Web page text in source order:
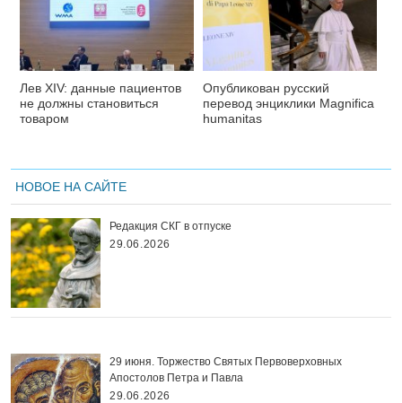
Лев XIV: данные пациентов
не должны становиться
товаром
Опубликован русский
перевод энциклики Magnifica
humanitas
НОВОЕ НА САЙТЕ
Редакция СКГ в отпуске
29.06.2026
29 июня. Торжество Святых Первоверховных
Апостолов Петра и Павла
29.06.2026